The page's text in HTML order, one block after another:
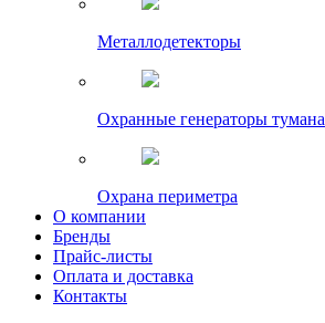
Металлодетекторы
Охранные генераторы тумана
Охрана периметра
О компании
Бренды
Прайс-листы
Оплата и доставка
Контакты